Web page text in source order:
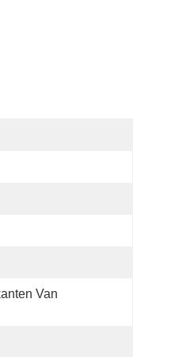
Van